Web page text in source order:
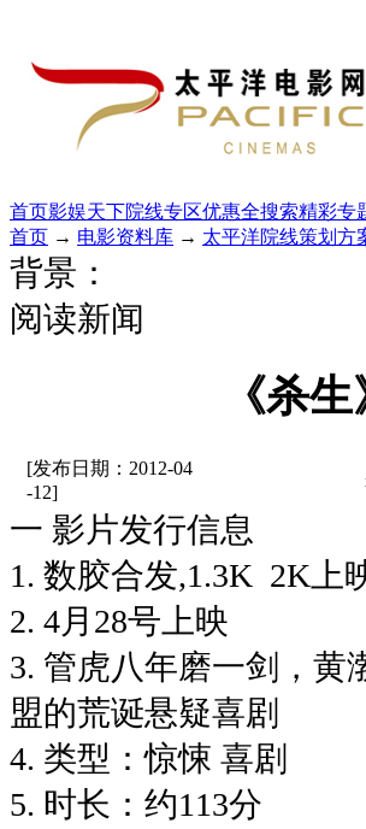
首页影娱天下院线专区优惠全搜索精彩专
首页 → 电影资料库 → 太平洋院线策划方
背景：
阅读新闻
《杀
[发布日期：2012-04
-12]
一 影片发行信息
1. 数胶合发,1.3K 2K上
2. 4月28号上映
3. 管虎八年磨一剑，黄
盟的荒诞悬疑喜剧
4. 类型：惊悚 喜剧
5. 时长：约113分